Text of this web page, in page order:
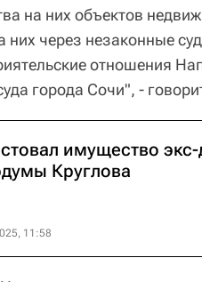
на них объектов
через незаконные
отношения
города Сочи", -
имущество экс-
Круглова
11:58